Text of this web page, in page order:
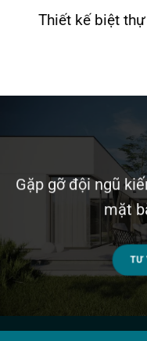
Thiết kế biệt thự
Gặp gỡ đội ngũ
mặt
TƯ